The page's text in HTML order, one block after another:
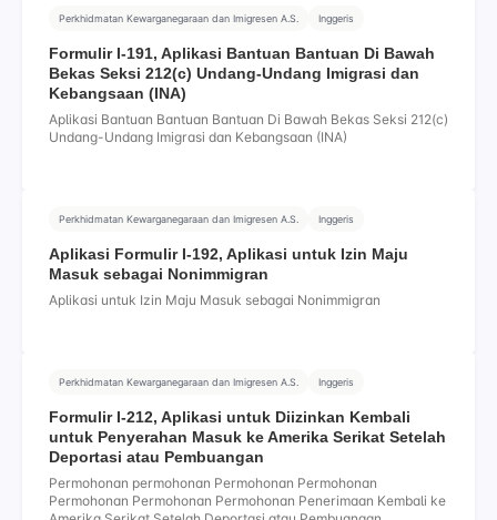
Perkhidmatan Kewarganegaraan dan Imigresen A.S. Inggeris
Formulir I-191, Aplikasi Bantuan Bantuan Di Bawah
Bekas Seksi 212(c) Undang-Undang Imigrasi dan
Kebangsaan (INA)
Aplikasi Bantuan Bantuan Bantuan Di Bawah Bekas Seksi 212(c)
Undang-Undang Imigrasi dan Kebangsaan (INA)
Perkhidmatan Kewarganegaraan dan Imigresen A.S. Inggeris
Aplikasi Formulir I-192, Aplikasi untuk Izin Maju
Masuk sebagai Nonimmigran
Aplikasi untuk Izin Maju Masuk sebagai Nonimmigran
Perkhidmatan Kewarganegaraan dan Imigresen A.S. Inggeris
Formulir I-212, Aplikasi untuk Diizinkan Kembali
untuk Penyerahan Masuk ke Amerika Serikat Setelah
Deportasi atau Pembuangan
Permohonan permohonan Permohonan Permohonan
Permohonan Permohonan Permohonan Penerimaan Kembali ke